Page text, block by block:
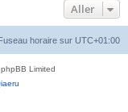
e
r
Aller
horaire sur UTC+01:00
Limited